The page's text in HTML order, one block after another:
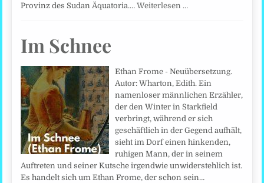
Provinz des Sudan Äquatoria.…Weiterlesen …
Im Schnee
Ethan Frome - Neuübersetzung.
Autor: Wharton, Edith. Ein
namenloser männlichen Erzähler,
der den Winter in Starkfield
verbringt, während er sich
geschäftlich in der Gegend aufhält,
sieht im Dorf einen hinkenden,
ruhigen Mann, der in seinem
Auftreten und seiner Kutsche irgendwie unwiderstehlich ist.
Es handelt sich um Ethan Frome, der schon sein…